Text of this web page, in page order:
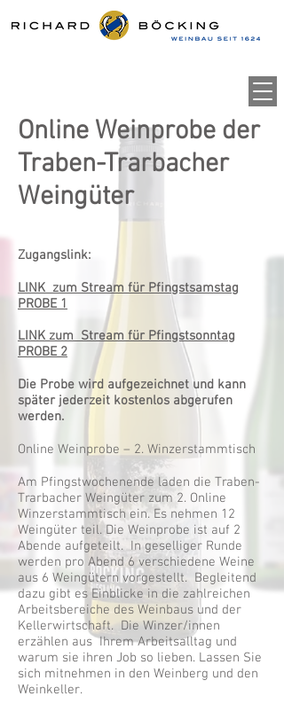
Online Weinprobe der
Traben-Trarbacher
Weingüter
Zugangslink:
LINK zum Stream für Pfingstsamstag
PROBE 1
LINK zum Stream für Pfingstsonntag
PROBE 2
Die Probe wird aufgezeichnet und kann
später jederzeit kostenlos abgerufen
werden.
Online Weinprobe – 2. Winzerstammtisch
Am Pfingstwochenende laden die Traben-
Trarbacher Weingüter zum 2. Online
Winzerstammtisch ein. Es nehmen 12
Weingüter teil. Die Weinprobe ist auf 2
Abende aufgeteilt. In geselliger Runde
werden pro Abend 6 verschiedene Weine
aus 6 Weingütern vorgestellt. Begleitend
dazu gibt es Einblicke in die zahlreichen
Arbeitsbereiche des Weinbaus und der
Kellerwirtschaft. Die Winzer/innen
erzählen aus Ihrem Arbeitsalltag und
warum sie ihren Job so lieben. Lassen Sie
sich mitnehmen in den Weinberg und den
Weinkeller.